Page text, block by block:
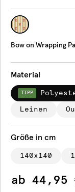
Bow on Wrapping
Material
TIPP
Leinen
Größe in cm
140x140
ab 44,95